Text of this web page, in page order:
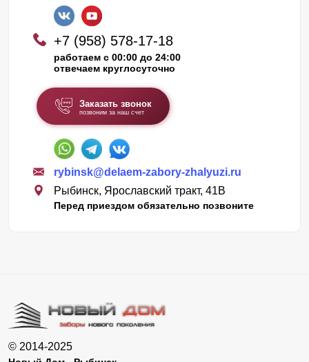
+7 (958) 578-17-18
работаем с 00:00 до 24:00
отвечаем круглосуточно
Заказать звонок
позвоним за наш счет
rybinsk@delaem-zabory-zhalyuzi.ru
Рыбинск, Ярославский тракт, 41В
Перед приездом обязательно позвоните
© 2014-2025